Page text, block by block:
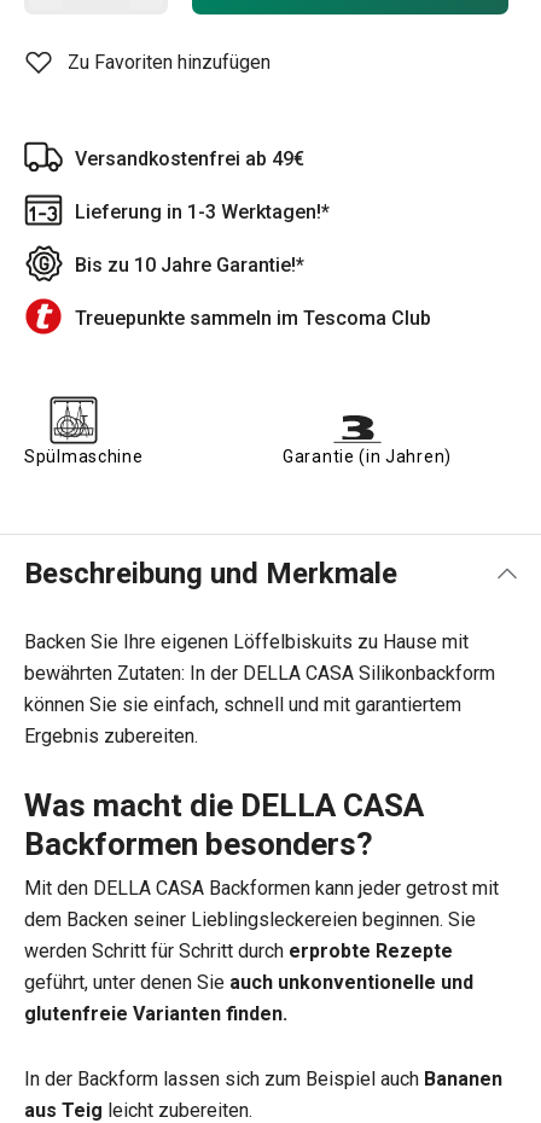
Zu Favoriten hinzufügen
Versandkostenfrei ab 49€
Lieferung in 1-3 Werktagen!*
Bis zu 10 Jahre Garantie!*
Treuepunkte sammeln im Tescoma Club
Spülmaschine Garantie (in Jahren)
Beschreibung und Merkmale
Backen Sie Ihre eigenen Löffelbiskuits zu Hause mit
bewährten Zutaten: In der DELLA CASA Silikonbackform
können Sie sie einfach, schnell und mit garantiertem
Ergebnis zubereiten.
Was macht die DELLA CASA
Backformen besonders?
Mit den DELLA CASA Backformen kann jeder getrost mit
dem Backen seiner Lieblingsleckereien beginnen. Sie
werden Schritt für Schritt durch erprobte Rezepte
geführt, unter denen Sie auch unkonventionelle und
glutenfreie Varianten finden.
In der Backform lassen sich zum Beispiel auch Bananen
aus Teig leicht zubereiten.